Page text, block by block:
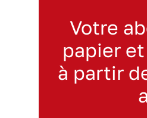
Votre
papier
à partir